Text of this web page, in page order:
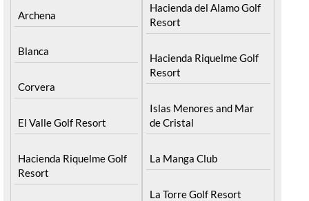
Archena
Blanca
Corvera
El Valle Golf Resort
Hacienda Riquelme Golf
Resort
Hacienda del Alamo Golf
Resort
Hacienda Riquelme Golf
Resort
Islas Menores and Mar
de Cristal
La Manga Club
La Torre Golf Resort